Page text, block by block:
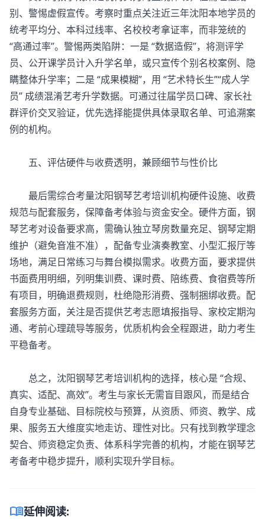
别、警惕虚假宣传。考察时重点关注近三年沈阳本地学员的
统考平均分、本科过线率、名校校考拿证率，而非笼统的
“高通过率”。警惕两类陷阱：一是 “数据造假”，将测评学
员、公开课学员计入升学名单，或只宣传个别名校案例、隐
瞒整体升学率；二是 “成果模糊”，用 “艺术特长生”“成人学
员” 成绩混淆艺考升学数据。可通过往届学员口碑、家长社
群评价交叉验证，优先选择能提供具体录取名单、可追溯案
例的机构。
五、评估硬件与收费透明，兼顾细节与性价比
最后需综合考量沈阳钢琴艺考培训机构硬件设施、收费
规范与配套服务，保障备考体验与资金安全。硬件方面，钢
琴艺考对设备要求高，需确认独立琴房数量充足、钢琴定期
维护（避免音准不准），配备专业演奏教室、小型汇报厅等
场地，满足日常练习与舞台模拟需求。收费方面，要求提供
书面费用明细，列明集训费、课时费、陪练费、食宿费等所
有项目，明确退费规则，杜绝隐形消费、强制捆绑收费。配
套服务方面，关注是否提供艺考志愿填报指导、家校定期沟
通、考前心理疏导等服务，优质机构会全程跟进，助力考生
平稳备考。
总之，沈阳钢琴艺考培训机构的选择，核心是 “合规、
真实、适配、高效”。考生与家长无需盲目跟风，而是结合
自身专业基础、目标院校与预算，从资质、师资、教学、成
果、服务五大维度实地走访、理性对比。只有找到教学理念
契合、师资稳定负责、体系科学完善的机构，才能在钢琴艺
考备考中稳步提升，顺利实现升学目标。
menu_book延伸阅读: